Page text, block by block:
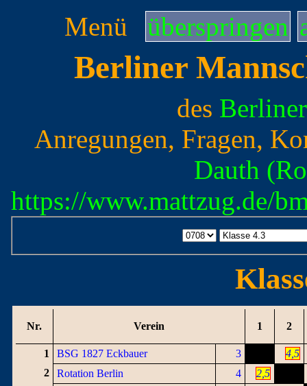
Menü überspringen
Berliner
des
Anregungen, Fragen,
Dauth
https://www.mattzug.de/
Nr. Verein 1 2
1 BSG 1827 Eckbauer 3
4,5
2
Rotation Berlin 4
2,5